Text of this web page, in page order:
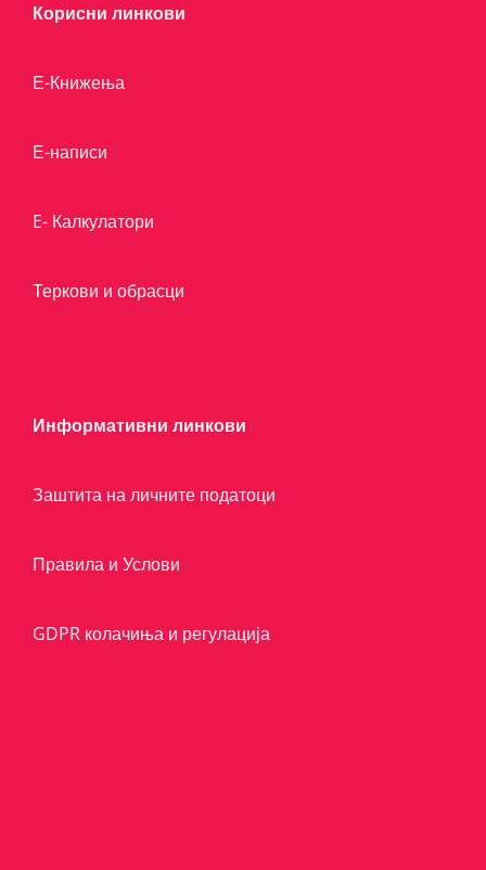
Корисни линкови
Е-Книжења
Е-написи
E- Калкулатори
Теркови и обрасци
Информативни линкови
Заштита на личните податоци
Правила и Услови
GDPR колачиња и регулација